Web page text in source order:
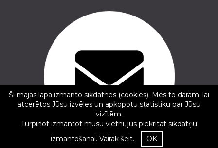
Copyright © 2016 - 2026, SIA Corelem Group
Mājas lapas izstrāde WEBstyle.lv
Raivis Drukas Nams
5/5
12.03.2025
✕
Šī mājas lapa izmanto sīkdatnes (cookies). Mēs to darām, lai
atcerētos Jūsu izvēles un apkopotu statistiku par Jūsu
vizītēm.
Turpinot izmantot mūsu vietni, jūs piekrītat sīkdatņu
izmantošanai. Vairāk šeit. OK